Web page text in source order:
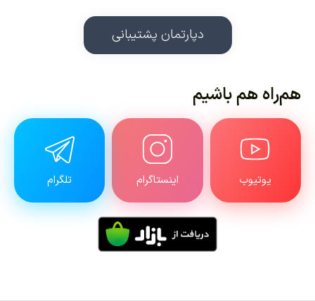
دپارتمان پشتیبانی
هم‌راه هم باشیم
یوتیوب اینستاگرام تلگرام